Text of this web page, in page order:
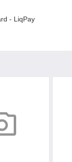
- LiqPay